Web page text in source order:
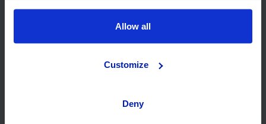
Allow all
Customize
Deny